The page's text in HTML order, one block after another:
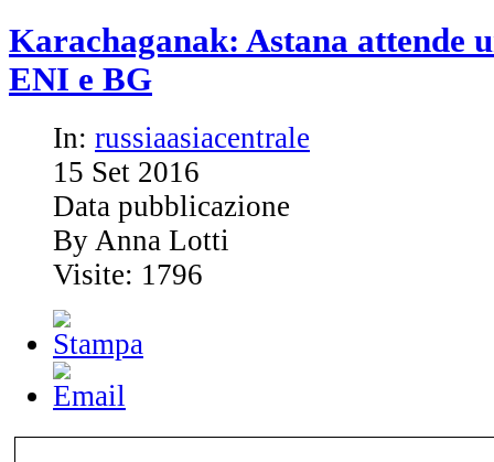
Karachaganak: Astana attende
ENI e BG
In: russiaasiacentrale
15 Set 2016
Data pubblicazione
By Anna Lotti
Visite: 1796